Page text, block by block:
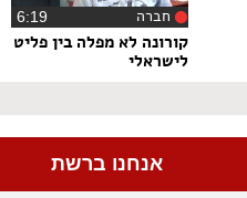
חברה
קורונה לא מפלה בין פליט
לישראלי
אנחנו ברשת